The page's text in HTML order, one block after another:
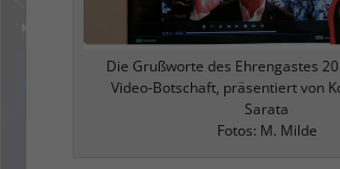
Die Grußworte des Ehrengastes
Video-Botschaft, präsentiert von
Sarata
Fotos: M. Milde